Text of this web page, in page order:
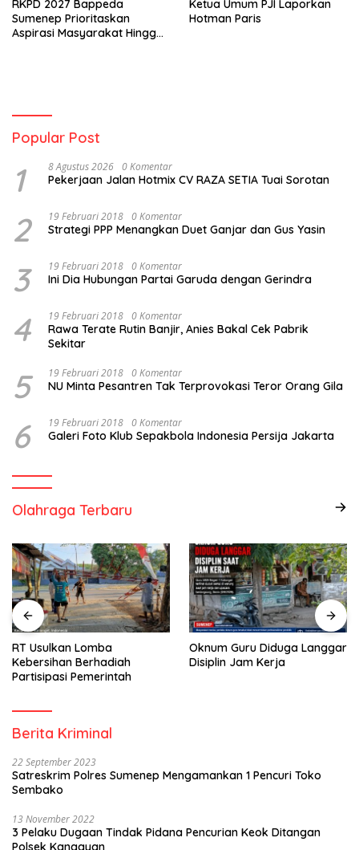
RKPD 2027 Bappeda
Sumenep Prioritaskan
Aspirasi Masyarakat Hingga
Ketua Umum PJI Laporkan
Hotman Paris
Popular Post
1 8 Agustus 2026 0 Komentar
Pekerjaan Jalan Hotmix CV RAZA SETIA Tuai Sorotan
2 19 Februari 2018 0 Komentar
Strategi PPP Menangkan Duet Ganjar dan Gus Yasin
3 19 Februari 2018 0 Komentar
Ini Dia Hubungan Partai Garuda dengan Gerindra
4 19 Februari 2018 0 Komentar
Rawa Terate Rutin Banjir, Anies Bakal Cek Pabrik
Sekitar
5 19 Februari 2018 0 Komentar
NU Minta Pesantren Tak Terprovokasi Teror Orang Gila
6 19 Februari 2018 0 Komentar
Galeri Foto Klub Sepakbola Indonesia Persija Jakarta
Olahraga Terbaru
RT Usulkan Lomba
Kebersihan Berhadiah
Partisipasi Pemerintah
Oknum Guru Diduga Langgar
Disiplin Jam Kerja
Berita Kriminal
22 September 2023
Satreskrim Polres Sumenep Mengamankan 1 Pencuri Toko
Sembako
13 November 2022
3 Pelaku Dugaan Tindak Pidana Pencurian Keok Ditangan
Polsek Kangayan